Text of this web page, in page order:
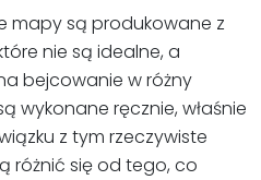
mapy są produkowane z
nie są idealne, a
bejcowanie w różny
wykonane ręcznie, właśnie
z tym rzeczywiste
różnić się od tego, co